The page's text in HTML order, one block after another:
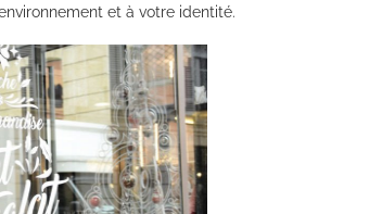
et à votre identité.